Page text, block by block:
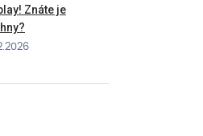
Znáte je